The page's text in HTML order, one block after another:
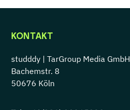
KONTAKT
studddy |TarGroup Media GmbH
Bachemstr. 8
50676 Köln